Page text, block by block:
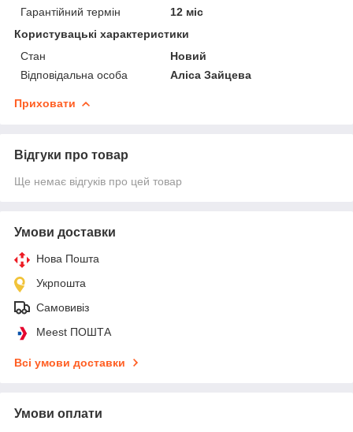
Гарантійний термін
12 міс
Користувацькі характеристики
Стан
Новий
Відповідальна особа
Аліса Зайцева
Приховати
Відгуки про товар
Ще немає відгуків про цей товар
Умови доставки
Нова Пошта
Укрпошта
Самовивіз
Meest ПОШТА
Всі умови доставки
Умови оплати